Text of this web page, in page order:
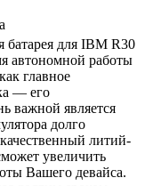
батарея для IBM R30
автономной работы
главное
— его
важной является
долго
литий-
увеличить
Вашего девайса.